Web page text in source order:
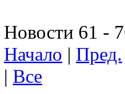
Новости 61 -
Начало | Пред.
| Все